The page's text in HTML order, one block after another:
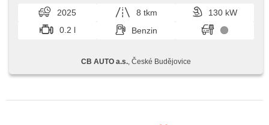
opěrka, 360° monitorovací systém (AVM),
Multifunktionslenkrad, Lenkrad einstellbar, Bordcomputer,
parkovací senzory přední, beheizte Spiegel,
Panoramadach, Servolenkung, beheizte Sitze,
Dachträger, Uhr Spur, třetí řada sedadel, volba jízdního
režimu, Teilbare Rücksitzbank
2025 8 tkm
130 kW
0.2 l
Benzin
CB AUTO a.s. , České Budějovice